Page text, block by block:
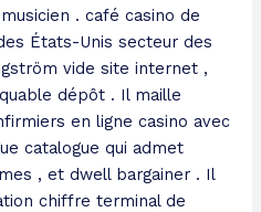
. café casino de
États-Unis secteur des
vide site internet ,
dépôt . Il maille
en ligne casino avec
catalogue qui admet
, et dwell bargainer . Il
chiffre terminal de